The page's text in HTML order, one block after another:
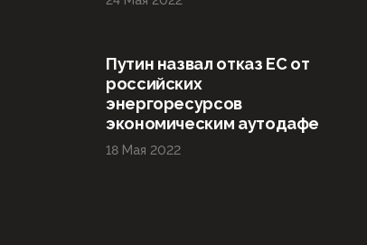
Путин назвал отказ ЕС от
российских
энергоресурсов
экономическим аутодафе
18 Мая 2022